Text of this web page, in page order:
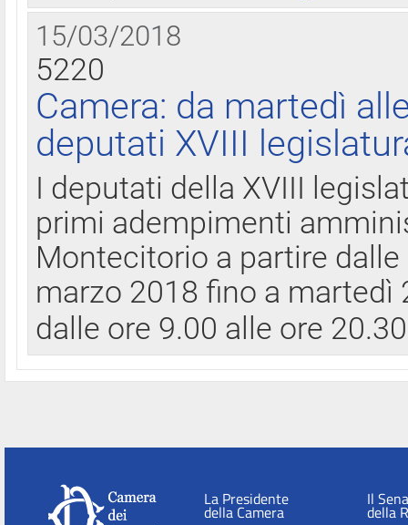
15/03/2018
5220
Camera: da martedì
deputati XVIII
I deputati della XVIII
primi adempimenti
Montecitorio a partire
marzo 2018 fino a
dalle ore 9.00 alle ore
La Presidente
della Camera
Il
della